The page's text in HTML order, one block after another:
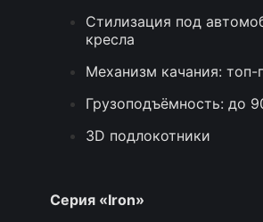
Стилизация под
кресла
Механизм качания: топ-
Грузоподъёмность: до
3D подлокотники
Серия «Iron»